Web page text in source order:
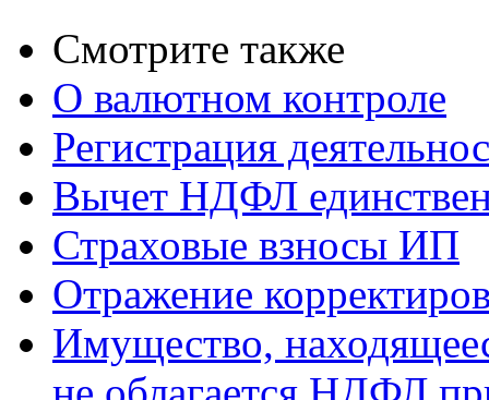
Смотрите также
О валютном контроле
Регистрация
Вычет НДФЛ
Страховые взносы ИП
Отражение
Имущество,